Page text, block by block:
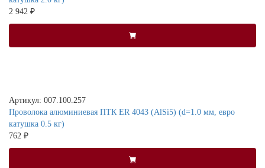
2 942 ₽
Артикул: 007.100.257
Проволока алюминиевая ПТК ER 4043 (AlSi5) (d=1.0 мм, евро
катушка 0.5 кг)
762 ₽